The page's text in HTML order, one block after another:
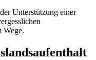
Unterstützung einer
Wege.